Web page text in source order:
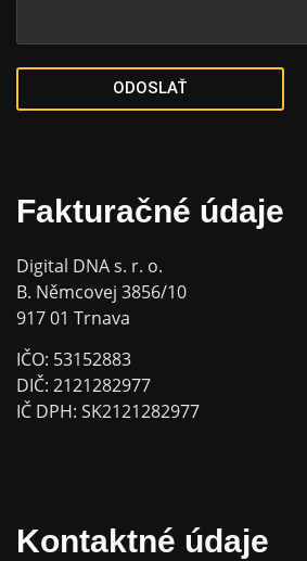
Kontaktné údaje
Fakturačné údaje
Digital DNA s. r. o.
B. Němcovej 3856/10
917 01 Trnava
IČO: 53152883
DIČ: 2121282977
IČ DPH: SK2121282977
ODOSLAŤ